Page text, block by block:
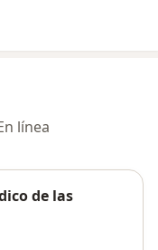
línea
de las